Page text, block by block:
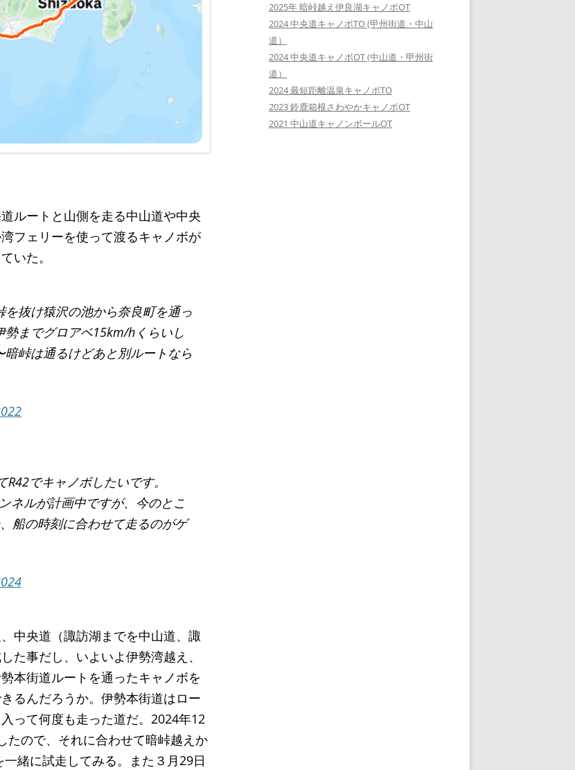
ルートと山側を走る中山道や中央
フェリーを使って渡るキャノボが
いた。
抜け猿沢の池から奈良町を通っ
までグロアベ15km/hくらいし
峠は通るけどあと別ルートなら
でキャノボしたいです。
ネルが計画中ですが、今のとこ
船の時刻に合わせて走るのがゲ
中央道（諏訪湖までを中山道、諏
た事だし、いよいよ伊勢湾越え、
本街道ルートを通ったキャノボを
るんだろうか。伊勢本街道はロー
って何度も走った道だ。2024年12
たので、それに合わせて暗峠越えか
緒に試走してみる。また３月29日
2025年 暗峠越え伊良湖キャノボOT
2024 中央道キャノボTO (甲州街道・中山
道）
2024 中央道キャノボOT (中山道・甲州街
道）
2024 最短距離温泉キャノボTO
2023 鈴鹿箱根さわやかキャノボOT
2021 中山道キャノンボールOT